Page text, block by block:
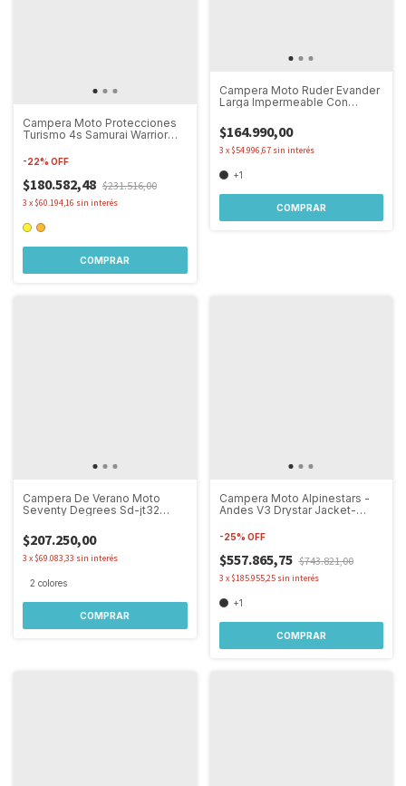
Campera Moto Protecciones
Turismo 4s Samurai Warrior
-22% OFF
$180.582,48 $231.516,00
3 x $60.194,16 sin interés
COMPRAR
Campera Moto Ruder Evander
Larga Impermeable Con
$164.990,00
3 x $54.996,67 sin interés
+1
COMPRAR
Campera De Verano Moto
Seventy Degrees Sd-jt32
$207.250,00
3 x $69.083,33 sin interés
2 colores
COMPRAR
Campera Moto Alpinestars -
Andes V3 Drystar Jacket-
-25% OFF
$557.865,75 $743.821,00
3 x $185.955,25 sin interés
+1
COMPRAR